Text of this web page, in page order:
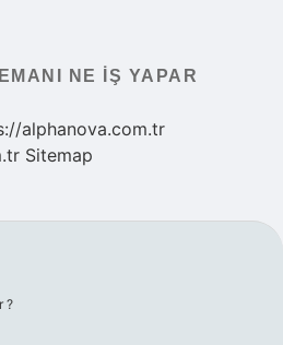
NE IŞ YAPAR
alphanova.com.tr
Sitemap
?